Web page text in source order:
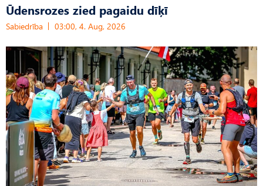
Ūdensrozes zied pagaidu dīķī
Sabiedrība 03:00, 4. Aug, 2026